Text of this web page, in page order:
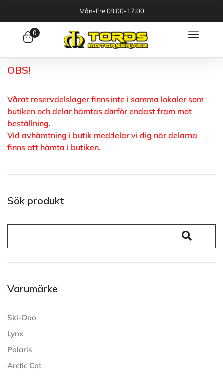
Mån-Fre 08.00-17.00
0
OBS!
Vårat reservdelslager finns inte i samma lokaler som
butiken och delar hämtas därför endast fram mot
beställning.
Vid avhämtning i butik meddelar vi dig när delarna
finns att hämta i butiken.
Sök produkt
Varumärke
Ski-Doo
Lynx
Polaris
Arctic Cat